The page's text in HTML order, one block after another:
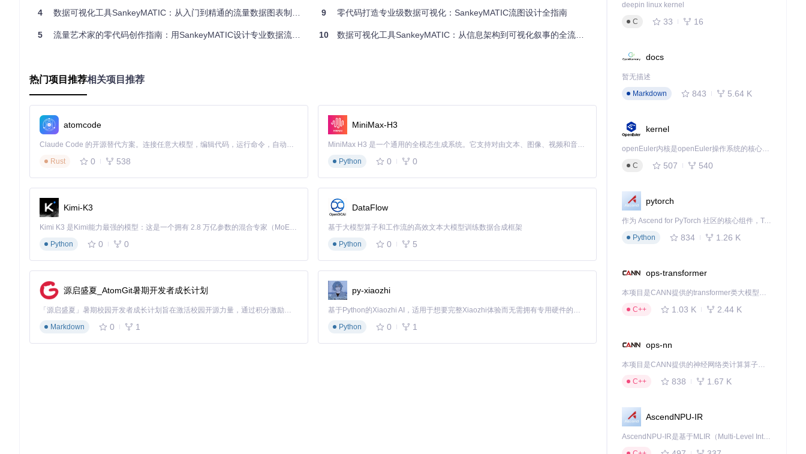
数据流程图制作界面 - 展示预算分配Sankey图的完整创建流程
节点颜色自定义（格式：节点名称 [颜色代码]
示例模板快速调用
中央调控台
提供图表外观与布局控制：
边距调整（左/右/上/下）
节点排列方式选择（自动/按输入顺序）
标签样式（高度/宽度/边框/透明度）
颜色主题切换（单色/分类色/Tableau色系）
右侧渲染区
实时显示图表效果并支持交互操作：
整体布局实时更新
三、高效场景实践：三大领域应用案例
4 数据可视化工具SankeyMATIC：从入门到精通的流量数据图表制作指南
5 流量艺术家的零代码创作指南：用SankeyMATIC设计专业数据流程图
9 零代码打造专业级数据可视化：SankeyMATIC流图设计全指南
10 数据可视化工具SankeyMATIC：从信息架构到可视化叙事的全流程指南
热门项目推荐相关项目推荐
atomcode
Claude Code 的开源替代方案。连接任意大模型，编辑代码，运行命令，自动验证 — 全自动执行。用 Rust 构建，极致性能。 ｜ An open-source alternative to Claude Code. Connect any LLM, edit code, run commands, and verify changes — autonomously. Built in Rust for speed. Get Started
Rust
0 538
MiniMax-H3
MiniMax H3 是一个通用的全模态生成系统。它支持对由文本、图像、视频和音频组成的多模态上下文进行统一理解，并能生成分辨率高达 2K、时长可达 15 秒的带原生立体声音频的视频。得益于面向任务泛化的系统设计，H3 在预训练阶段就已具备广泛的多模态上下文理解与生成能力，能够出色地执行复杂的多模态指令。
Python
0 0
Kimi-K3
Kimi K3 是Kimi能力最强的模型：这是一个拥有 2.8 万亿参数的混合专家（MoE）模型，具备原生视觉理解能力，并支持 100 万 token 的上下文窗口。
Python
0 0
DataFlow
基于大模型算子和工作流的高效文本大模型训练数据合成框架
Python
0 5
源启盛夏_AtomGit暑期开发者成长计划
「源启盛夏」暑期校园开发者成长计划旨在激活校园开源力量，通过积分激励、认证扶持、资源倾斜等形式，引导高校组织和开发者完成「入驻 — 建项目 — 做贡献 — 获认证 — 得资源」的完整闭环。无论你是想带领社团入驻平台的组织者，还是希望用代码贡献证明自己的开发者，都能在这里找到属于你的成长路径。
Markdown
0 1
py-xiaozhi
基于Python的Xiaozhi AI，适用于想要完整Xiaozhi体验而无需拥有专用硬件的用户。
Python
0 1
deepin linux kernel
C
33 16
docs
暂无描述
Markdown
843 5.64 K
kernel
openEuler内核是openEuler操作系统的核心，既是系统性能与稳定性的基石，也是连接处理器、设备与服务的桥梁。
C
507 540
pytorch
作为 Ascend for PyTorch 社区的核心组件，TorchNPU 是昇腾专为 PyTorch 打造的深度学习适配插件，使 PyTorch 框架能够直接调用昇腾 NPU，为开发者提供昇腾 AI 处理器的超强算力。
Python
834 1.26 K
ops-transformer
本项目是CANN提供的transformer类大模型算子库，实现网络在NPU上加速计算。
C++
1.03 K 2.44 K
ops-nn
本项目是CANN提供的神经网络类计算算子库，实现网络在NPU上加速计算。
C++
838 1.67 K
AscendNPU-IR
AscendNPU-IR是基于MLIR（Multi-Level Intermediate Representation）构建的，面向昇腾亲和算子编译时使用的中间表示，提供昇腾完备表达能力，通过编译优化提升昇腾AI处理器计算效率，支持通过生态框架使能昇腾AI处理器与深度调优